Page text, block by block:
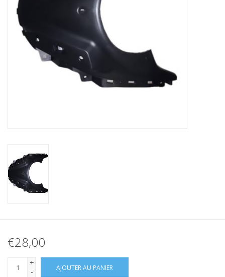
€28,00
+
-
AJOUTER AU PANIER